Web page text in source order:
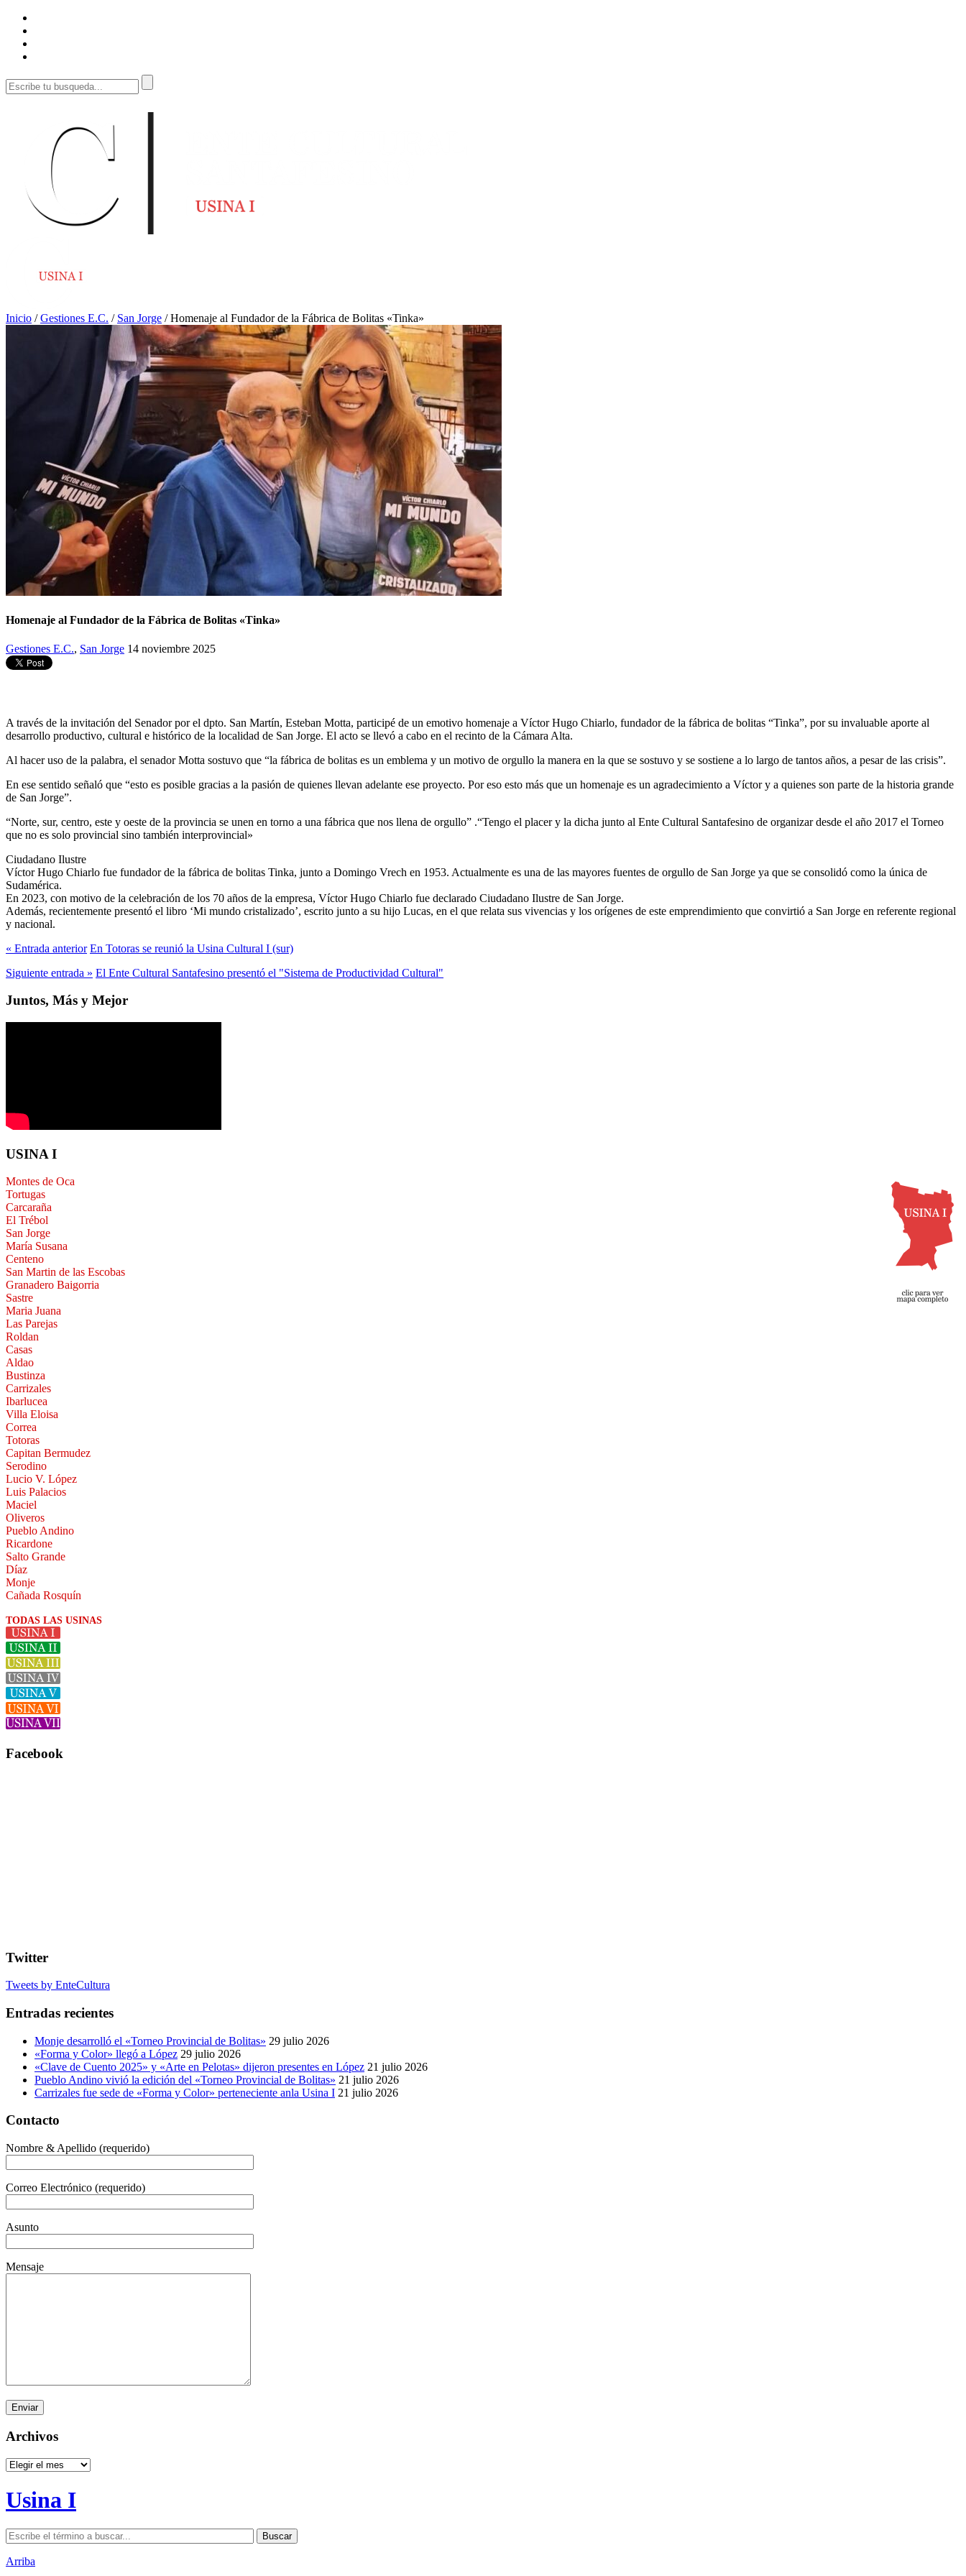
Inicio /Gestiones E.C. / San Jorge /Homenaje al Fundador de la Fábrica de Bolitas «Tinka»
Homenaje al Fundador de la Fábrica de Bolitas «Tinka»
Gestiones E.C., San Jorge 14 noviembre 2025
A través de la invitación del Senador por el dpto. San Martín, Esteban Motta, participé de un emotivo homenaje a Víctor Hugo Chiarlo, fundador de la fábrica de bolitas “Tinka”, por su invaluable aporte al
desarrollo productivo, cultural e histórico de la localidad de San Jorge. El acto se llevó a cabo en el recinto de la Cámara Alta.
Al hacer uso de la palabra, el senador Motta sostuvo que “la fábrica de bolitas es un emblema y un motivo de orgullo la manera en la que se sostuvo y se sostiene a lo largo de tantos años, a pesar de las crisis”.
En ese sentido señaló que “esto es posible gracias a la pasión de quienes llevan adelante ese proyecto. Por eso esto más que un homenaje es un agradecimiento a Víctor y a quienes son parte de la historia grande
de San Jorge”.
“Norte, sur, centro, este y oeste de la provincia se unen en torno a una fábrica que nos llena de orgullo” .“Tengo el placer y la dicha junto al Ente Cultural Santafesino de organizar desde el año 2017 el Torneo
que no es solo provincial sino también interprovincial»
Ciudadano Ilustre
Víctor Hugo Chiarlo fue fundador de la fábrica de bolitas Tinka, junto a Domingo Vrech en 1953. Actualmente es una de las mayores fuentes de orgullo de San Jorge ya que se consolidó como la única de
Sudamérica.
En 2023, con motivo de la celebración de los 70 años de la empresa, Víctor Hugo Chiarlo fue declarado Ciudadano Ilustre de San Jorge.
Además, recientemente presentó el libro ‘Mi mundo cristalizado’, escrito junto a su hijo Lucas, en el que relata sus vivencias y los orígenes de este emprendimiento que convirtió a San Jorge en referente regional
y nacional.
« Entrada anterior En Totoras se reunió la Usina Cultural I (sur)
Siguiente entrada » El Ente Cultural Santafesino presentó el "Sistema de Productividad Cultural"
Juntos, Más y Mejor
USINA I
Montes de Oca
Tortugas
Carcaraña
El Trébol
San Jorge
María Susana
Centeno
San Martin de las Escobas
Granadero Baigorria
Sastre
Maria Juana
Las Parejas
Roldan
Casas
Aldao
Bustinza
Carrizales
Ibarlucea
Villa Eloisa
Correa
Totoras
Capitan Bermudez
Serodino
Lucio V. López
Luis Palacios
Maciel
Oliveros
Pueblo Andino
Ricardone
Salto Grande
Díaz
Monje
Cañada Rosquín
TODAS LAS USINAS
Facebook
Twitter
Tweets by EnteCultura
Entradas recientes
Monje desarrolló el «Torneo Provincial de Bolitas» 29 julio 2026
«Forma y Color» llegó a López 29 julio 2026
«Clave de Cuento 2025» y «Arte en Pelotas» dijeron presentes en López 21 julio 2026
Pueblo Andino vivió la edición del «Torneo Provincial de Bolitas» 21 julio 2026
Carrizales fue sede de «Forma y Color» perteneciente anla Usina I 21 julio 2026
Contacto
Nombre & Apellido (requerido)
Correo Electrónico (requerido)
Asunto
Mensaje
Archivos
Archivos
Usina I
Arriba